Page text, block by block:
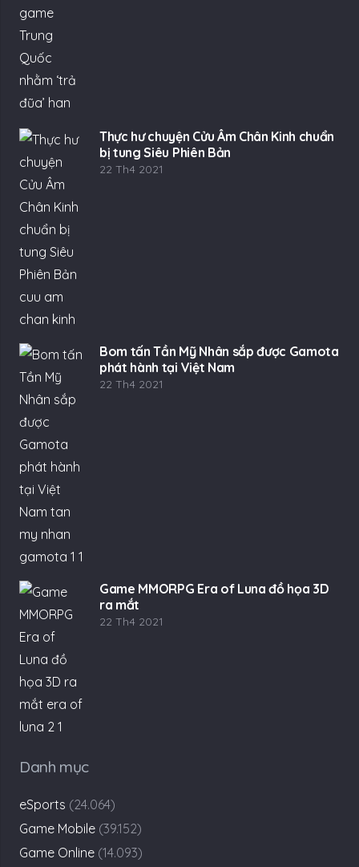
Thực hư chuyện Cửu Âm Chân Kinh chuẩn
bị tung Siêu Phiên Bản
22 Th4 2021
Bom tấn Tần Mỹ Nhân sắp được Gamota
phát hành tại Việt Nam
22 Th4 2021
Game MMORPG Era of Luna đồ họa 3D
ra mắt
22 Th4 2021
Danh mục
eSports (24.064)
Game Mobile (39.152)
Game Online (14.093)